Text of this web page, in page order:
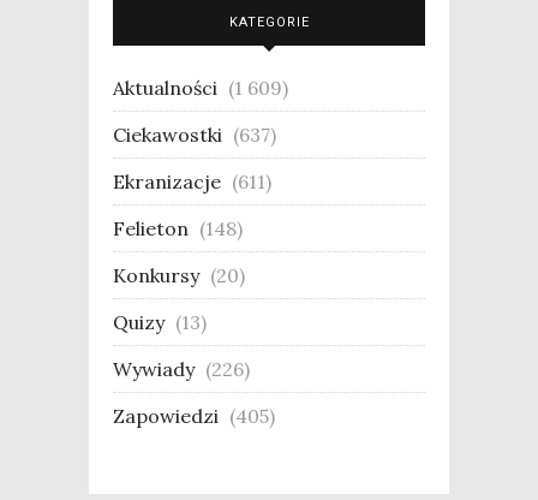
KATEGORIE
Aktualności (1 609)
Ciekawostki (637)
Ekranizacje (611)
Felieton (148)
Konkursy (20)
Quizy (13)
Wywiady (226)
Zapowiedzi (405)